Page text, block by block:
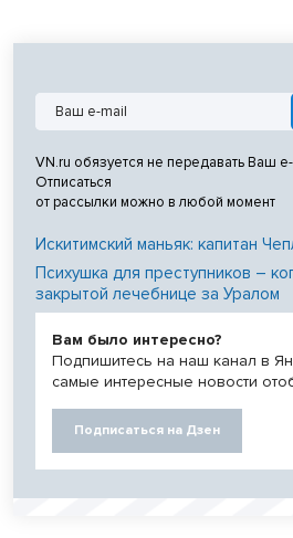
VN.ru обязуется не передавать Ваш
Отписаться
от рассылки можно в любой момент
Искитимский маньяк: капитан
Психушка для преступников –
закрытой лечебнице за Уралом
Вам было интересно?
Подпишитесь на наш канал в
самые интересные новости
Подписаться на Дзен